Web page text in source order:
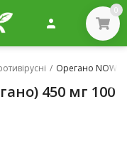
0
/ Орегано NOW
450 мг 100